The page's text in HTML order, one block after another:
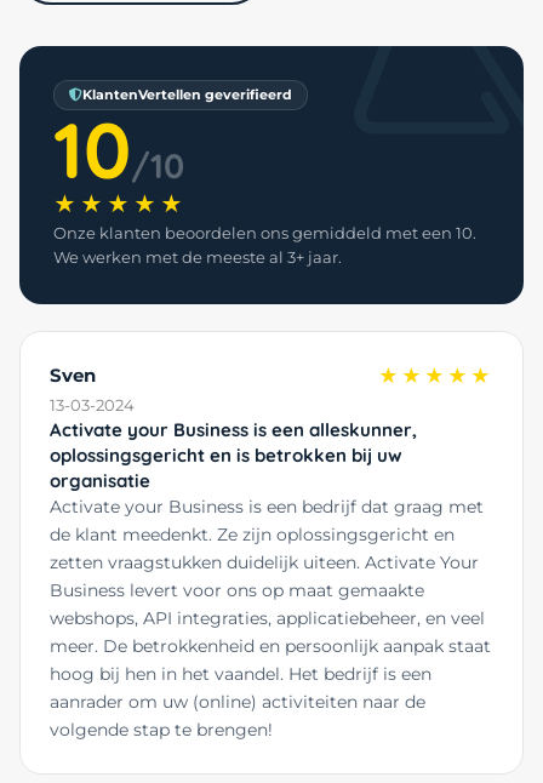
KlantenVertellen geverifieerd
10/10
★★★★★
Onze klanten beoordelen ons gemiddeld met een 10.
We werken met de meeste al 3+ jaar.
Sven
13-03-2024
★★★★★
Activate your Business is een alleskunner,
oplossingsgericht en is betrokken bij uw
organisatie
Activate your Business is een bedrijf dat graag met
de klant meedenkt. Ze zijn oplossingsgericht en
zetten vraagstukken duidelijk uiteen. Activate Your
Business levert voor ons op maat gemaakte
webshops, API integraties, applicatiebeheer, en veel
meer. De betrokkenheid en persoonlijk aanpak staat
hoog bij hen in het vaandel. Het bedrijf is een
aanrader om uw (online) activiteiten naar de
volgende stap te brengen!